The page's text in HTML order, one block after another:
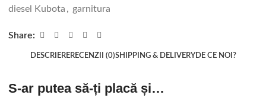
diesel Kubota , garnitura
Share:
DESCRIERE RECENZII (0)SHIPPING & DELIVERYDE CE NOI?
S-ar putea să-ți placă și…